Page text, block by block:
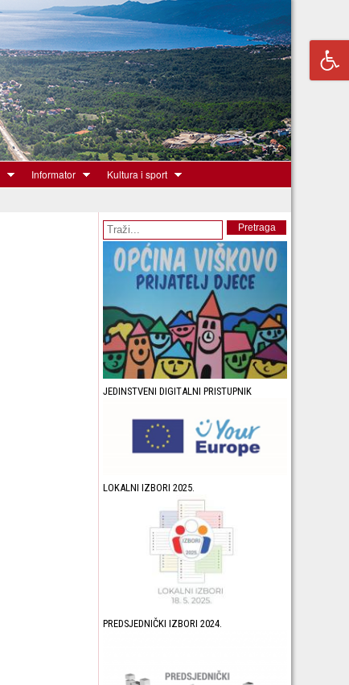
Informator Kultura i sport
Obrazac pretrage Pretraga
JEDINSTVENI DIGITALNI PRISTUPNIK
LOKALNI IZBORI 2025.
PREDSJEDNIČKI IZBORI 2024.